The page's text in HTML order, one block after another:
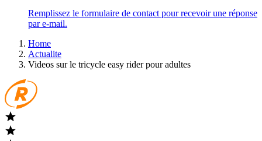
Remplissez le formulaire de contact pour recevoir une réponse
par e-mail.
Home
Actualite
Videos sur le tricycle easy rider pour adultes